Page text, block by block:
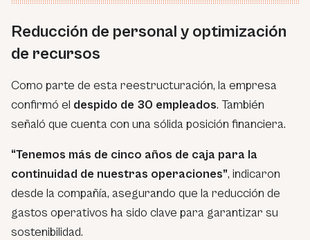
Reducción de personal y optimización
de recursos
Como parte de esta reestructuración, la empresa
confirmó el despido de 30 empleados. También
señaló que cuenta con una sólida posición financiera.
“Tenemos más de cinco años de caja para la
continuidad de nuestras operaciones”, indicaron
desde la compañía, asegurando que la reducción de
gastos operativos ha sido clave para garantizar su
sostenibilidad.